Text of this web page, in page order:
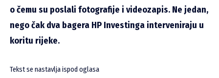
o čemu su poslali fotografije i videozapis. Ne jedan,
nego čak dva bagera HP Investinga interveniraju u
koritu rijeke.
Tekst se nastavlja ispod oglasa